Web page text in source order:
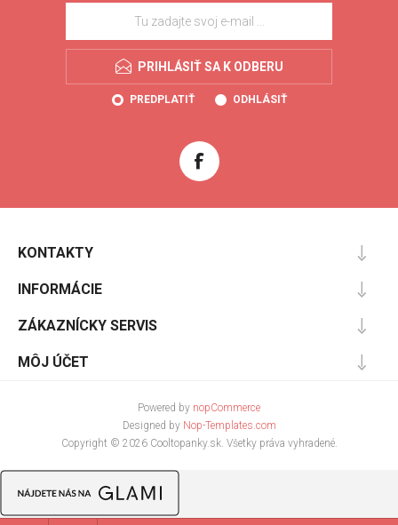
PRIHLÁSIŤ SA K ODBERU
PREDPLATIŤ ODHLÁSIŤ
KONTAKTY
INFORMÁCIE
ZÁKAZNÍCKY SERVIS
MÔJ ÚČET
Powered by nopCommerce
Designed by Nop-Templates.com
Copyright © 2026 Cooltopanky.sk. Všetky práva vyhradené.